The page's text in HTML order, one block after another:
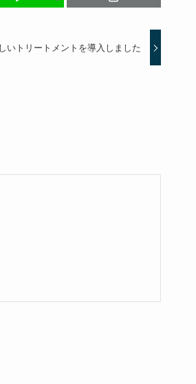
いトリートメントを導入しました